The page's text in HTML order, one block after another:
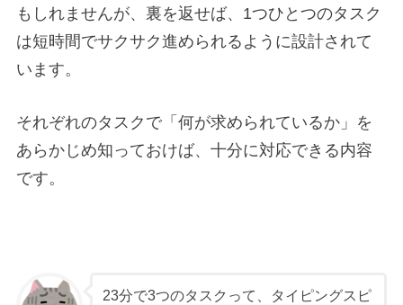
もしれませんが、裏を返せば、1つひとつのタスク
は短時間でサクサク進められるように設計されて
います。
それぞれのタスクで「何が求められているか」を
あらかじめ知っておけば、十分に対応できる内容
です。
23分で3つのタスクって、タイピングスピ